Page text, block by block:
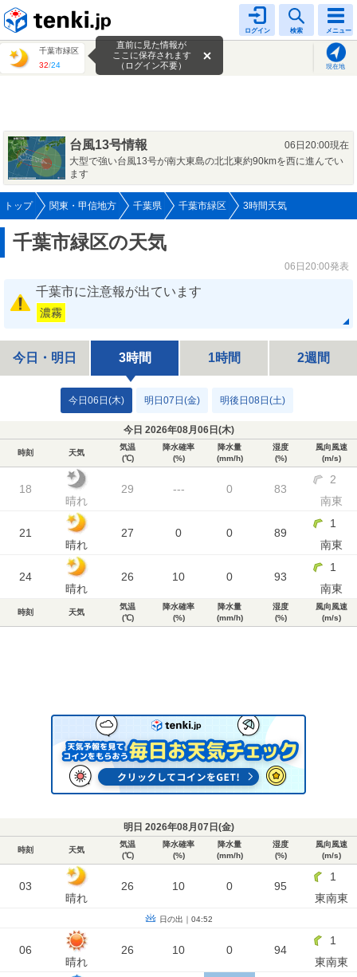
ログイン 検索 メニュー
千葉市緑区
32/24 現在地
直前に見た情報が
ここに保存されます
（ログイン不要）
台風13号情報
06日20:00現在
大型で強い台風13号が南大東島の北北東約90kmを西に進んでい
ます
トップ 関東・甲信地方 千葉県 千葉市緑区 3時間天気
千葉市緑区の天気
06日20:00発表
千葉市に注意報が出ています
濃霧
今日・明日 3時間 1時間 2週間
今日06日(木) 明日07日(金) 明後日08日(土)
今日 2026年08月06日(木)
時刻 天気
気温
(℃)
降水確率
(%)
降水量
(mm/h)
湿度
(%)
風向風速
(m/s)
18
晴れ
29 --- 0 83
2
南東
21
晴れ
27 0 0 89
1
南東
24
晴れ
26 10 0 93
1
南東
時刻 天気
気温
(℃)
降水確率
(%)
降水量
(mm/h)
湿度
(%)
風向風速
(m/s)
明日 2026年08月07日(金)
時刻 天気
気温
(℃)
降水確率
(%)
降水量
(mm/h)
湿度
(%)
風向風速
(m/s)
03
晴れ
26 10 0 95
1
東南東
日の出｜04:52
06
晴れ
26 10 0 94
1
東南東